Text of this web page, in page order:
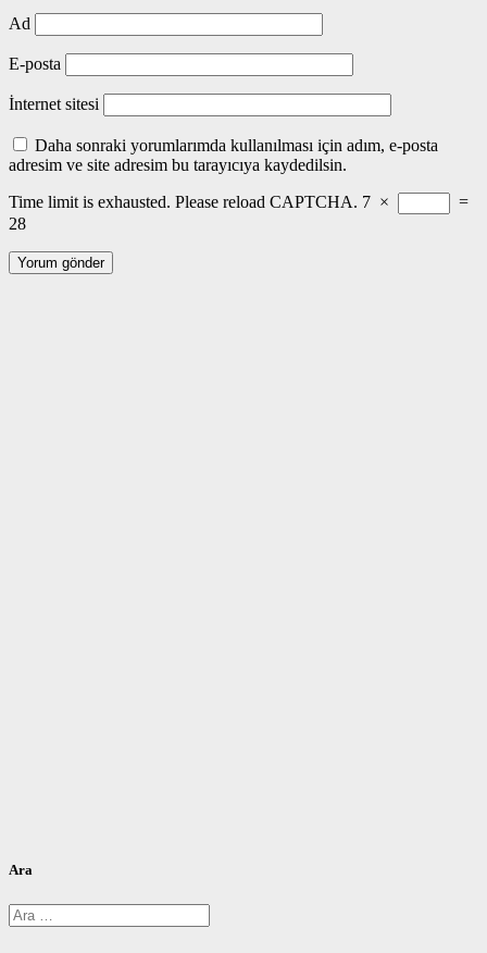
Ad
E-posta
İnternet sitesi
Daha sonraki yorumlarımda kullanılması için adım, e-posta
adresim ve site adresim bu tarayıcıya kaydedilsin.
Time limit is exhausted. Please reload CAPTCHA. 7 ×
=
28
Ara
Arama: